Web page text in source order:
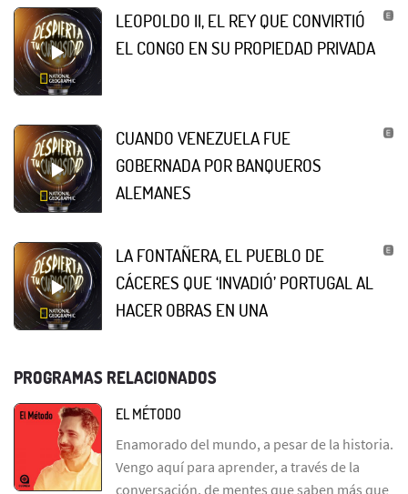
LEOPOLDO II, EL REY QUE CONVIRTIÓ
EL CONGO EN SU PROPIEDAD PRIVADA
CUANDO VENEZUELA FUE
GOBERNADA POR BANQUEROS
ALEMANES
LA FONTAÑERA, EL PUEBLO DE
CÁCERES QUE ‘INVADIÓ’ PORTUGAL AL
HACER OBRAS EN UNA
PROGRAMAS RELACIONADOS
EL MÉTODO
Enamorado del mundo, a pesar de la historia.
Vengo aquí para aprender, a través de la
conversación, de mentes que saben más que